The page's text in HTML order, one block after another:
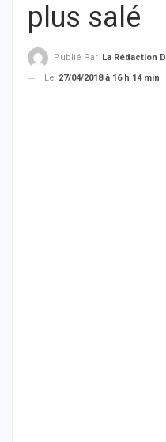
plus salé
Publié Par La Rédaction De THIEYSENEGAL.com
Le 27/04/2018 à 16 h 14 min